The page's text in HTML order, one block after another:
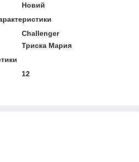
Новий
Challenger
Триска Мария
12